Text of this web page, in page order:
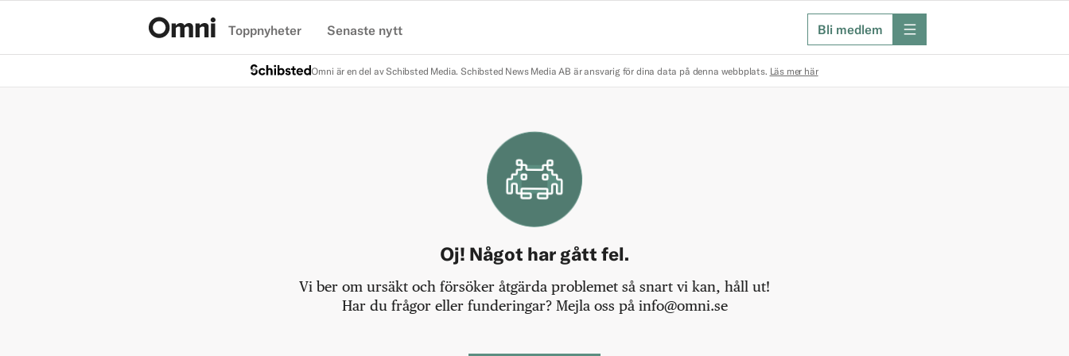
Toppnyheter Senaste nytt Bli medlem meny
Omni är en del av Schibsted Media. Schibsted News Media AB är ansvarig för dina data på denna webbplats. Läs mer här
Oj! Något har gått fel.
Vi ber om ursäkt och försöker åtgärda problemet så snart vi kan, håll ut!
Har du frågor eller funderingar? Mejla oss på info@omni.se